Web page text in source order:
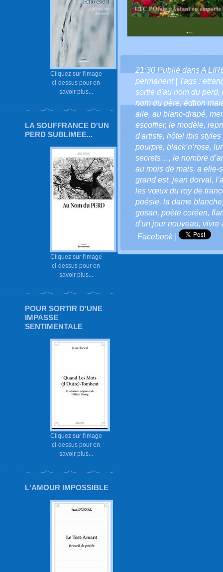
Cliquez sur l'image
ci-dessus pour en
savoir plus...
LA SOUFFRANCE D'UN
PERD SUBLIMEE...
Cliquez sur l'image
ci-dessus pour en
savoir plus...
POUR SORTIR D'UNE
IMPASSE
SENTIMENTALE
Cliquez sur l'image
ci-dessus pour en
savoir plus...
L'AMOUR IMPOSSIBLE
21:30 Publié dansA
permanent| Tags :
sortie d'au nom du perd,
nom du père,édtion
aile, au blanc-drapé,
escoffier, le modèle,
d'artiste, hôtel ibis styles
pourpre, black’n’rose,
secrets…, le nombre
au mois de mais, a elie-
grand est, jean dorval,
les vœux du roy de
poésie, la dame blanche
gosan, poète coréen,
d'un jour nouveau, vivre
Facebook|